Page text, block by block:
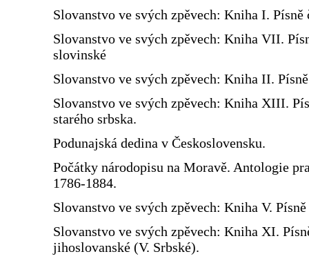
Slovanstvo ve svých zpěvech: Kniha I. Písně
Slovanstvo ve svých zpěvech: Kniha VII.
slovinské
Slovanstvo ve svých zpěvech: Kniha II.
Slovanstvo ve svých zpěvech: Kniha XIII.
starého srbska.
Podunajská dedina v Československu.
Počátky národopisu na Moravě. Antologie
1786-1884.
Slovanstvo ve svých zpěvech: Kniha V.
Slovanstvo ve svých zpěvech: Kniha XI.
jihoslovanské (V. Srbské).